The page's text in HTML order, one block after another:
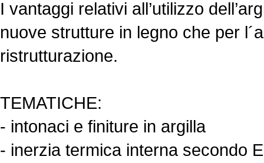
I vantaggi relativi all’utilizzo
nuove strutture in legno che per
ristrutturazione.
TEMATICHE:
- intonaci e finiture in argilla
- inerzia termica interna secondo